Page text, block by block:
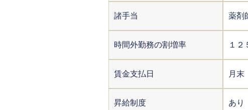
諸手当 薬剤
時間外勤務の割増率 １２
賃金支払日 月末
昇給制度 あり